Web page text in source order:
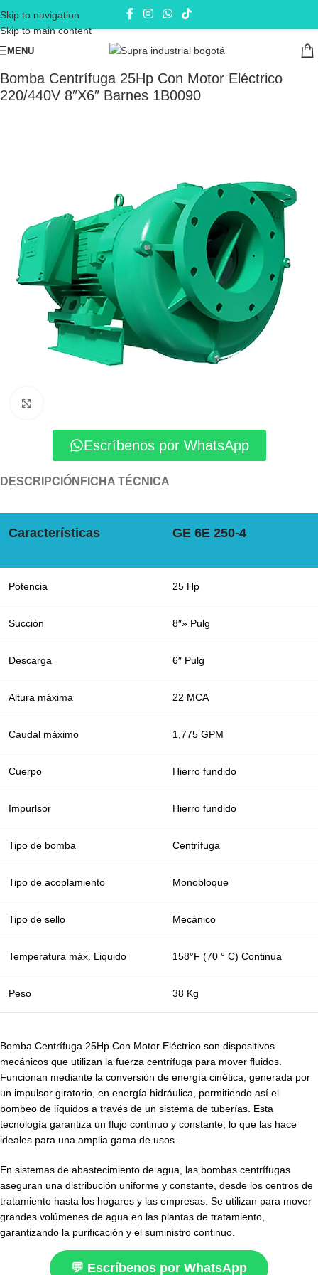
Skip to navigation
Skip to main content
MENU
Inicio Electrobombas - bombas eléctricas Bombas de Superficie
Bomba Centrífuga 25Hp Con Motor Eléctrico
220/440V 8″X6″ Barnes 1B0090
Escríbenos por WhatsApp
DESCRIPCIÓN FICHA TÉCNICA
Características GE 6E 250-4
Potencia 25 Hp
Succión 8″» Pulg
Descarga 6″ Pulg
Altura máxima 22 MCA
Caudal máximo 1,775 GPM
Cuerpo Hierro fundido
Impurlsor Hierro fundido
Tipo de bomba Centrífuga
Tipo de acoplamiento Monobloque
Tipo de sello Mecánico
Temperatura máx. Liquido 158°F (70 ° C) Continua
Peso 38 Kg
Bomba Centrífuga 25Hp Con Motor Eléctrico son dispositivos
mecánicos que utilizan la fuerza centrífuga para mover fluidos.
Funcionan mediante la conversión de energía cinética, generada por
un impulsor giratorio, en energía hidráulica, permitiendo así el
bombeo de líquidos a través de un sistema de tuberías. Esta
tecnología garantiza un flujo continuo y constante, lo que las hace
ideales para una amplia gama de usos.
En sistemas de abastecimiento de agua, las bombas centrífugas
aseguran una distribución uniforme y constante, desde los centros de
tratamiento hasta los hogares y las empresas. Se utilizan para mover
grandes volúmenes de agua en las plantas de tratamiento,
garantizando la purificación y el suministro continuo.
💬 Escríbenos por WhatsApp